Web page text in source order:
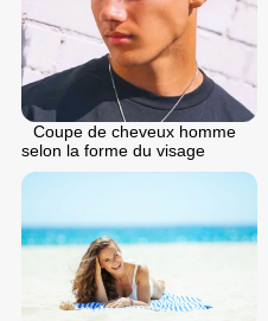
Coupe de cheveux homme
selon la forme du visage